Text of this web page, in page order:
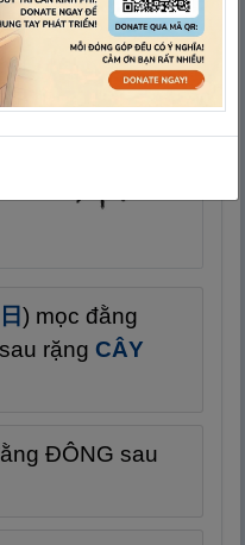
日) mọc đằng
rặng CÂY
ĐÔNG sau